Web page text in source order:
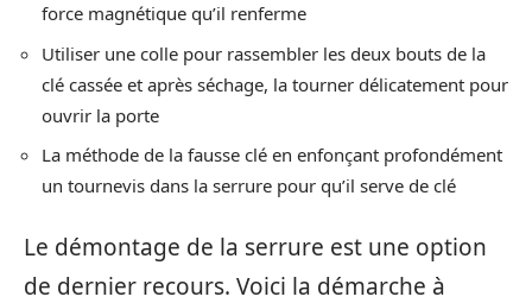
force magnétique qu’il renferme
Utiliser une colle pour rassembler les deux bouts de la
clé cassée et après séchage, la tourner délicatement pour
ouvrir la porte
La méthode de la fausse clé en enfonçant profondément
un tournevis dans la serrure pour qu’il serve de clé
Le démontage de la serrure est une option
de dernier recours. Voici la démarche à